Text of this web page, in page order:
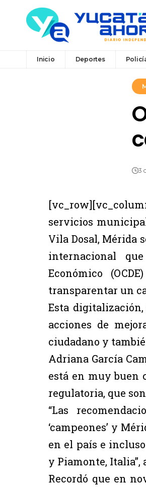
Inicio Deportes
3
servicios
Vila Dosal, Mérida
internacional
Económico
transparentar un
Esta
acciones de
ciudadano y
Adriana García
está en muy buen
regulatoria, que
“Las
‘campeones’ y
en el país e
y Piamonte, Italia”,
Recordó que en